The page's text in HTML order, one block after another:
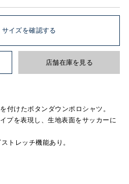
サイズを確認する
店舗在庫を見る
付けたボタンダウンポロシャツ。
プを表現し、生地表面をサッカーに
トレッチ機能あり。